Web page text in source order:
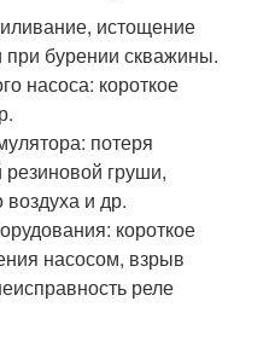
истощение
при бурении скважины.
насоса: короткое
потеря
резиновой груши,
воздуха и др.
короткое
насосом, взрыв
реле